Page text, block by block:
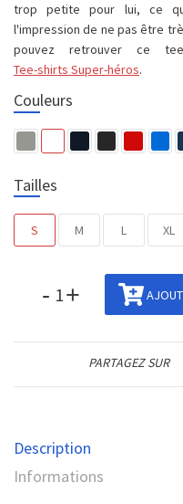
trop petite pour lui, ce
l'impression de ne pas être
pouvez retrouver ce
Tee-shirts Super-héros.
Couleurs
Tailles
S M L XL
- +
PARTAGEZ SUR
Description
Informations